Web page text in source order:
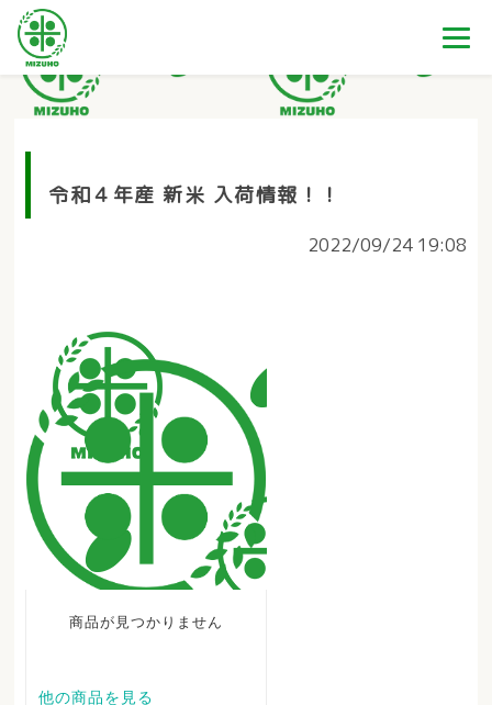
令和４年産 新米 入荷情報！！
2022/09/24 19:08